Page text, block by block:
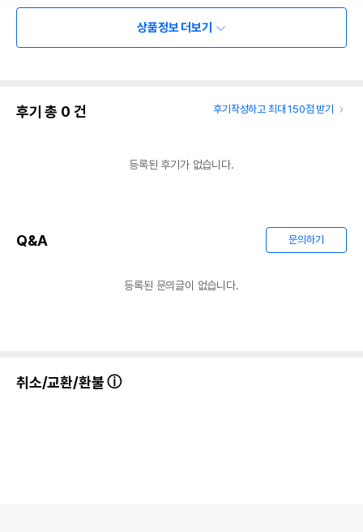
상품정보 더보기
후기 총 0 건 후기작성하고 최대 150점 받기
등록된 후기가 없습니다.
Q&A 문의하기
등록된 문의글이 없습니다.
취소/교환/환불